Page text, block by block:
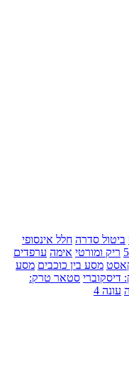
ביטול סדרה חלל אינסופי
ריק ומורטי אימה ערפדים
מסע בין כוכבים מסע
סטאר טרק:
עונה 4